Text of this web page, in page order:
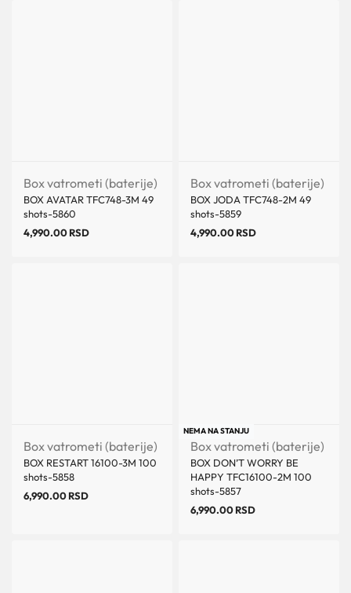
Box vatrometi (baterije)
BOX AVATAR TFC748-3M 49
shots-5860
4,990.00RSD
Box vatrometi (baterije)
BOX JODA TFC748-2M 49
shots-5859
4,990.00RSD
Box vatrometi (baterije)
BOX RESTART 16100-3M 100
shots-5858
6,990.00RSD
NEMA NA STANJU
Box vatrometi (baterije)
BOX DON’T WORRY BE
HAPPY TFC16100-2M 100
shots-5857
6,990.00RSD